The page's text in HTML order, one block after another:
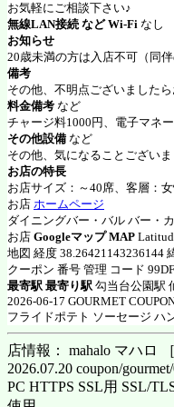
お気軽にご相談下さい♪
無線LAN接続 など Wi-Fi なし
お知らせ
20歳未満の方は入店不可（同伴
備考
その他、不明点ございました
料金備考 など
チャージ料1000円、電子マネー
その他設備 など
その他、気になることござい
お店の特長
お店サイズ：～40席、客層：
お店 ホームページ
ダイニングバー・バル バー・
お店 Googleマップ MAP
地図 経度 38.26421143236144
クーポン 番号 管理 コード
最寄駅 最寄り駅 勾当台公園駅
2026-06-17 GOURMET
フライドポテト ソーセージ ハ
店情報： mahalo マハロ
2026.07.20 coupon/
PC HTTPS SSL用 SSL/